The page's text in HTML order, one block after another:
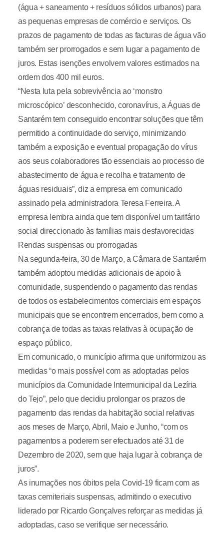
(água + saneamento + resíduos sólidos urbanos) para
as pequenas empresas de comércio e serviços. Os
prazos de pagamento de todas as facturas de água vão
também ser prorrogados e sem lugar a pagamento de
juros. Estas isenções envolvem valores estimados na
ordem dos 400 mil euros.
“Nesta luta pela sobrevivência ao ‘monstro
microscópico’ desconhecido, coronavírus, a Águas de
Santarém tem conseguido encontrar soluções que têm
permitido a continuidade do serviço, minimizando
também a exposição e eventual propagação do vírus
aos seus colaboradores tão essenciais ao processo de
abastecimento de água e recolha e tratamento de
águas residuais”, diz a empresa em comunicado
assinado pela administradora Teresa Ferreira. A
empresa lembra ainda que tem disponível um tarifário
social direccionado às famílias mais desfavorecidas
Rendas suspensas ou prorrogadas
Na segunda-feira, 30 de Março, a Câmara de Santarém
também adoptou medidas adicionais de apoio à
comunidade, suspendendo o pagamento das rendas
de todos os estabelecimentos comerciais em espaços
municipais que se encontrem encerrados, bem como a
cobrança de todas as taxas relativas à ocupação de
espaço público.
Em comunicado, o município afirma que uniformizou as
medidas “o mais possível com as adoptadas pelos
municípios da Comunidade Intermunicipal da Lezíria
do Tejo”, pelo que decidiu prolongar os prazos de
pagamento das rendas da habitação social relativas
aos meses de Março, Abril, Maio e Junho, “com os
pagamentos a poderem ser efectuados até 31 de
Dezembro de 2020, sem que haja lugar à cobrança de
juros”.
As inumações nos óbitos pela Covid-19 ficam com as
taxas cemiteriais suspensas, admitindo o executivo
liderado por Ricardo Gonçalves reforçar as medidas já
adoptadas, caso se verifique ser necessário.